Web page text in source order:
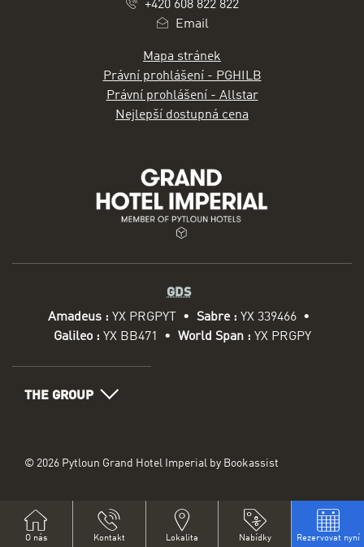
+420 608 822 822
Email
Mapa stránek
Právní prohlášení - PGHILB
Právní prohlášení - Allstar
Nejlepší dostupná cena
GDS
Amadeus : YX PRGPYT Sabre : YX 339466
Galileo : YX BB471 World Span : YX PRGPY
THE GROUP
© 2026 Pytloun Grand Hotel Imperial by Bookassist
O nás Kontakt Lokalita Nabídky Rezervovat nyní